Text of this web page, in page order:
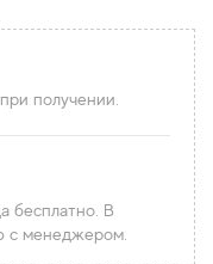
получении.
бесплатно. В
с менеджером.